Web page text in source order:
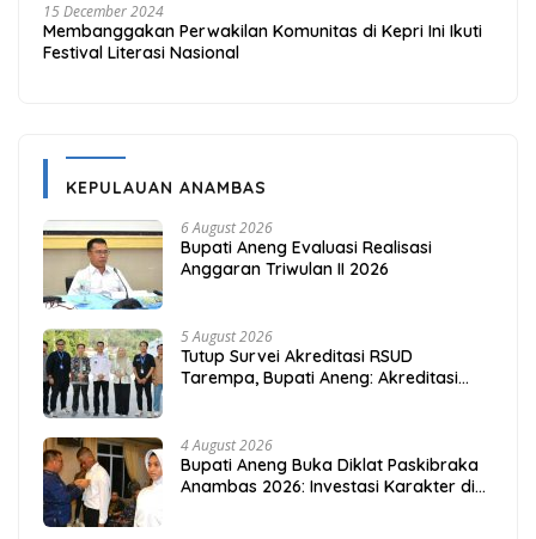
15 December 2024
Membanggakan Perwakilan Komunitas di Kepri Ini Ikuti
Festival Literasi Nasional
KEPULAUAN ANAMBAS
6 August 2026
Bupati Aneng Evaluasi Realisasi
Anggaran Triwulan II 2026
5 August 2026
Tutup Survei Akreditasi RSUD
Tarempa, Bupati Aneng: Akreditasi
4 August 2026
Bupati Aneng Buka Diklat Paskibraka
Anambas 2026: Investasi Karakter di